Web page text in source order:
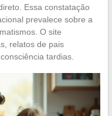
Essa constatação
prevalece sobre a
O site
relatos de pais
tardias.